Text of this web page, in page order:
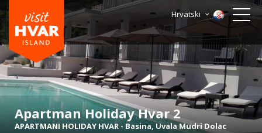
Hrvatski
Apartman Holiday Hvar 2
APARTMANI HOLIDAY HVAR - Basina,Uvala Mudri Dolac